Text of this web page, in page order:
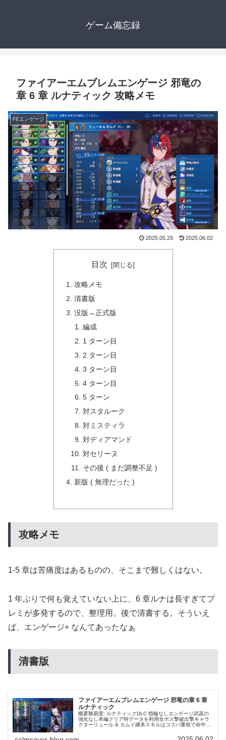
ゲーム備忘録
ファイアーエムブレムエンゲージ 邪竜の
章 6 章 ルナティック 攻略メモ
FEエンゲージ
2025.05.29 2025.06.02
目次
攻略メモ
清書版
没版→正式版
編成
1 ターン目
2 ターン目
3 ターン目
4 ターン目
5 ターン
対スタルーク
対ミスティラ
対ディアマンド
対セリーヌ
その後 ( まだ調整不足 )
新版 ( 無理だった )
攻略メモ
1-5 章は苦痛度はあるものの、そこまで難しくはない。
1 年ぶりで何も覚えていない上に、6 章ルナは長すぎてプ
レミが多発するので、整理用。後で清書する。そういえ
ば、エンゲージ+ なんてあったなぁ
清書版
ファイアーエムブレムエンゲージ 邪竜の章 6 章
ルナティック
概要難易度: ルナティックDLC 指輪なしエンゲージ武器の
強化なし本編クリア時データを利用全ボス撃破出撃キャラ
クターリュール & カムイ継承スキルはコスパ重視で命中